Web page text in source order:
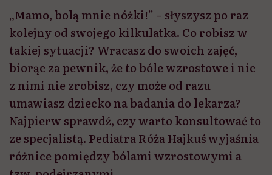
„Mamo, bolą mnie nóżki!” – słyszysz po raz
kolejny od swojego kilkulatka. Co robisz w
takiej sytuacji? Wracasz do swoich zajęć,
biorąc za pewnik, że to bóle wzrostowe i nic
z nimi nie zrobisz, czy może od razu
umawiasz dziecko na badania do lekarza?
Najpierw sprawdź, czy warto konsultować to
ze specjalistą. Pediatra Róża Hajkuś wyjaśnia
różnice pomiędzy bólami wzrostowymi a